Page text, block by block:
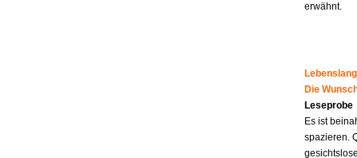
erwähnt.
Die
Leseprobe
Es ist
spazieren.